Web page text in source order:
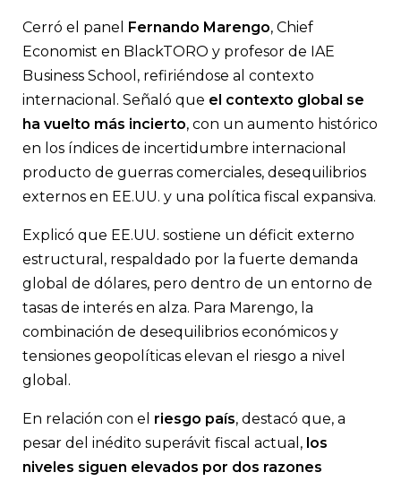
Cerró el panel Fernando Marengo, Chief
Economist en BlackTORO y profesor de IAE
Business School, refiriéndose al contexto
internacional. Señaló que el contexto global se
ha vuelto más incierto, con un aumento histórico
en los índices de incertidumbre internacional
producto de guerras comerciales, desequilibrios
externos en EE.UU. y una política fiscal expansiva.
Explicó que EE.UU. sostiene un déficit externo
estructural, respaldado por la fuerte demanda
global de dólares, pero dentro de un entorno de
tasas de interés en alza. Para Marengo, la
combinación de desequilibrios económicos y
tensiones geopolíticas elevan el riesgo a nivel
global.
En relación con el riesgo país, destacó que, a
pesar del inédito superávit fiscal actual, los
niveles siguen elevados por dos razones